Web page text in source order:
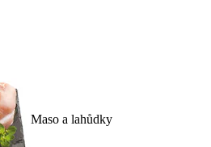
Maso a lahůdky